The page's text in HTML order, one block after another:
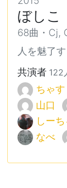
ぼしこ
68曲・Cj,
人を魅了
共演者 122
ちゃす
山口
しー
なべ